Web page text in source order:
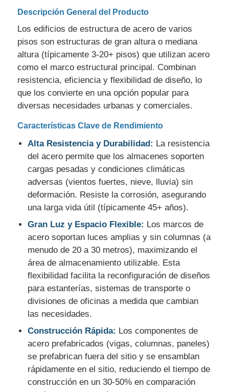
Solicitar una cita
Estructura de acero prefabricada
Almacén de estructura de acero
Taller de estructura de acero
Edificio de estructura de acero
Construcción de estructura de acero
Edificio de marco de acero
Fabricación de la estructura de acero
Material de construcción de acero
avícola
cobertizo de vacas
Cobertizo para caballos
Descripción General del Producto
Los edificios de estructura de acero de varios
pisos son estructuras de gran altura o mediana
altura (típicamente 3-20+ pisos) que utilizan acero
como el marco estructural principal. Combinan
resistencia, eficiencia y flexibilidad de diseño, lo
que los convierte en una opción popular para
diversas necesidades urbanas y comerciales.
Características Clave de Rendimiento
Alta Resistencia y Durabilidad: La resistencia
del acero permite que los almacenes soporten
cargas pesadas y condiciones climáticas
adversas (vientos fuertes, nieve, lluvia) sin
deformación. Resiste la corrosión, asegurando
una larga vida útil (típicamente 45+ años).
Gran Luz y Espacio Flexible: Los marcos de
acero soportan luces amplias y sin columnas (a
menudo de 20 a 30 metros), maximizando el
área de almacenamiento utilizable. Esta
flexibilidad facilita la reconfiguración de diseños
para estanterías, sistemas de transporte o
divisiones de oficinas a medida que cambian
las necesidades.
Construcción Rápida: Los componentes de
acero prefabricados (vigas, columnas, paneles)
se prefabrican fuera del sitio y se ensamblan
rápidamente en el sitio, reduciendo el tiempo de
construcción en un 30-50% en comparación